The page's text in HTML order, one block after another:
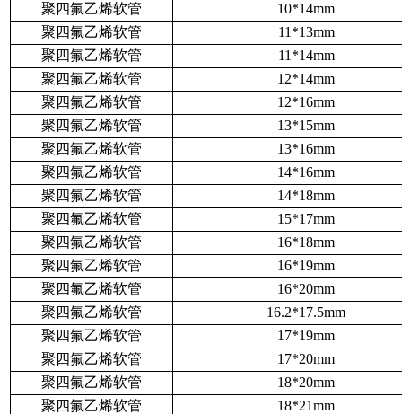
聚四氟乙烯软管
10*14mm
聚四氟乙烯软管
11*13mm
聚四氟乙烯软管
11*14mm
聚四氟乙烯软管
12*14mm
聚四氟乙烯软管
12*16mm
聚四氟乙烯软管
13*15mm
聚四氟乙烯软管
13*16mm
聚四氟乙烯软管
14*16mm
聚四氟乙烯软管
14*18mm
聚四氟乙烯软管
15*17mm
聚四氟乙烯软管
16*18mm
聚四氟乙烯软管
16*19mm
聚四氟乙烯软管
16*20mm
聚四氟乙烯软管
16.2*17.5mm
聚四氟乙烯软管
17*19mm
聚四氟乙烯软管
17*20mm
聚四氟乙烯软管
18*20mm
聚四氟乙烯软管
18*21mm